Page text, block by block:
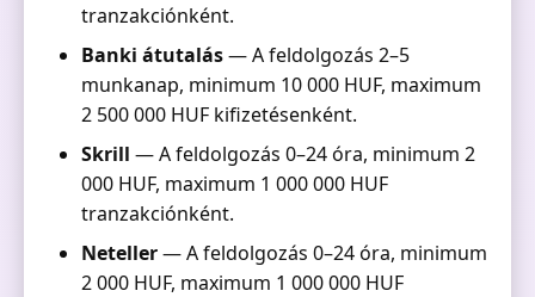
tranzakciónként.
Banki átutalás— A feldolgozás 2–5
munkanap, minimum 10 000 HUF, maximum
2 500 000 HUF kifizetésenként.
Skrill — A feldolgozás 0–24 óra, minimum 2
000 HUF, maximum 1 000 000 HUF
tranzakciónként.
Neteller— A feldolgozás 0–24 óra, minimum
2 000 HUF, maximum 1 000 000 HUF